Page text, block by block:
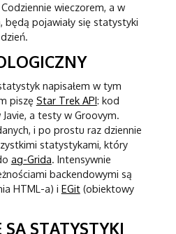
wieczorem, a w
będą pojawiały się statystyki
napisałem w tym
piszę Star Trek API: kod
a testy w Groovym.
i po prostu raz dziennie
statystykami, który
ag-Grida. Intensywnie
backendowymi są
HTML-a) i EGit(obiektowy
SĄ STATYSTYKI